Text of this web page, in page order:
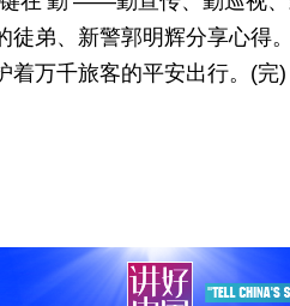
徒弟、新警郭明辉分享心得
着万千旅客的平安出行。(完)